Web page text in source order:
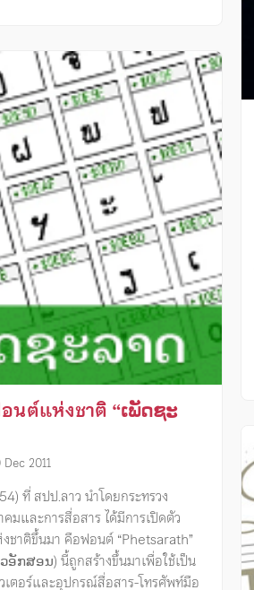
นต์แห่งชาติ “ເພັດຊະ
2011
ที่ สปป.ลาว นำโดยกระทรวง
มและการสื่อสาร ได้มีการเปิดตัว
ชาติขึ้นมา คือฟอนต์ “Phetsarath”
ອັກ​ສອນ​) นี้ถูกสร้างขึ้นมาเพื่อใช้เป็น
เตอร์และอุปกรณ์สื่อสาร-โทรศัพท์มือ